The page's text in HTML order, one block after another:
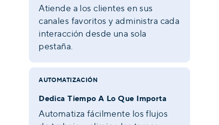
Atiende a los clientes en sus
canales favoritos y administra cada
interacción desde una sola
pestaña.
AUTOMATIZACIÓN
Dedica Tiempo A Lo Que Importa
Automatiza fácilmente los flujos